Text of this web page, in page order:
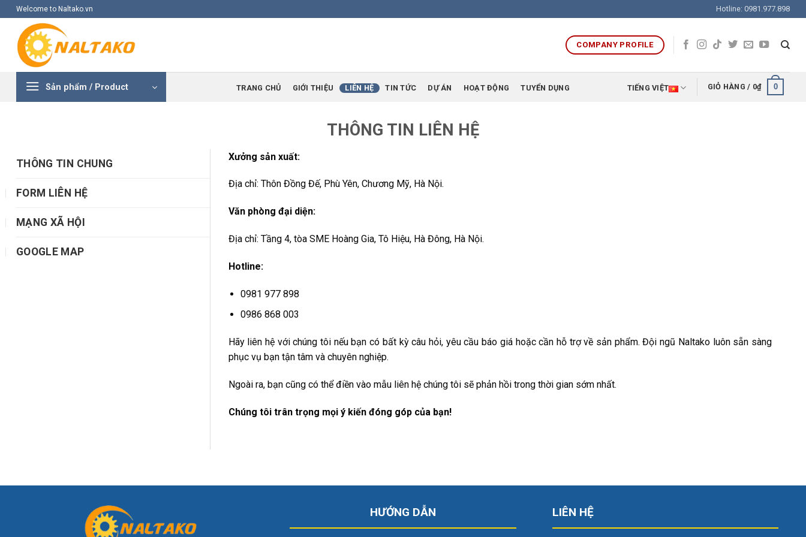
Skip
to
content
Welcome to Naltako.vn Hotline: 0981.977.898
COMPANY PROFILE
Sản phẩm / Product TRANG CHỦ GIỚI THIỆU LIÊN HỆ TIN TỨC DỰ ÁN HOẠT ĐỘNG TUYỂN DỤNG TIẾNG VIỆT GIỎ HÀNG / 0₫ 0
THÔNG TIN LIÊN HỆ
THÔNG TIN CHUNG
FORM LIÊN HỆ
MẠNG XÃ HỘI
GOOGLE MAP
Xưởng sản xuất:
Địa chỉ: Thôn Đồng Đế, Phù Yên, Chương Mỹ, Hà Nội.
Văn phòng đại diện:
Địa chỉ: Tầng 4, tòa SME Hoàng Gia, Tô Hiệu, Hà Đông, Hà Nội.
Hotline:
0981 977 898
0986 868 003
Hãy liên hệ với chúng tôi nếu bạn có bất kỳ câu hỏi, yêu cầu báo giá hoặc cần hỗ trợ về sản phẩm. Đội ngũ Naltako luôn sẵn sàng
phục vụ bạn tận tâm và chuyên nghiệp.
Ngoài ra, bạn cũng có thể điền vào mẫu liên hệ chúng tôi sẽ phản hồi trong thời gian sớm nhất.
Chúng tôi trân trọng mọi ý kiến đóng góp của bạn!
HƯỚNG DẪN LIÊN HỆ